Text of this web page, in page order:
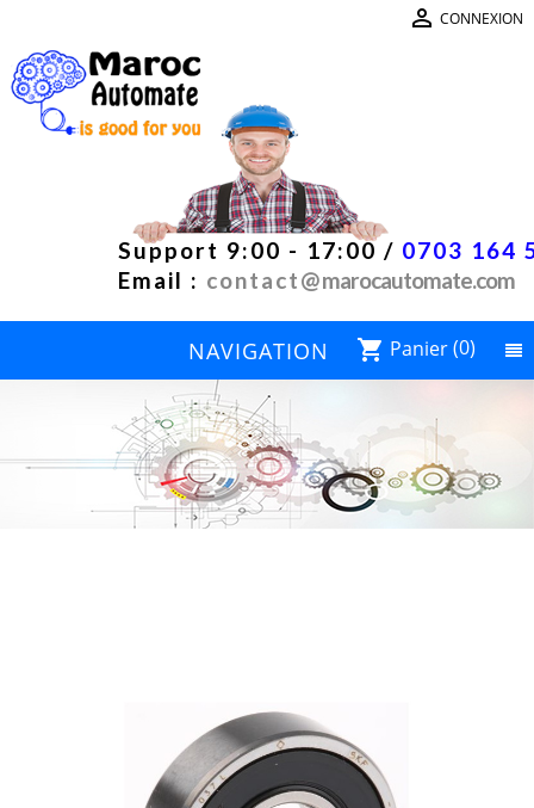
 CONNEXION
Support 9:00 - 17:00 / 0703 164
Email : contact@marocautomate.com
shopping_cart Panier(0)
NAVIGATION